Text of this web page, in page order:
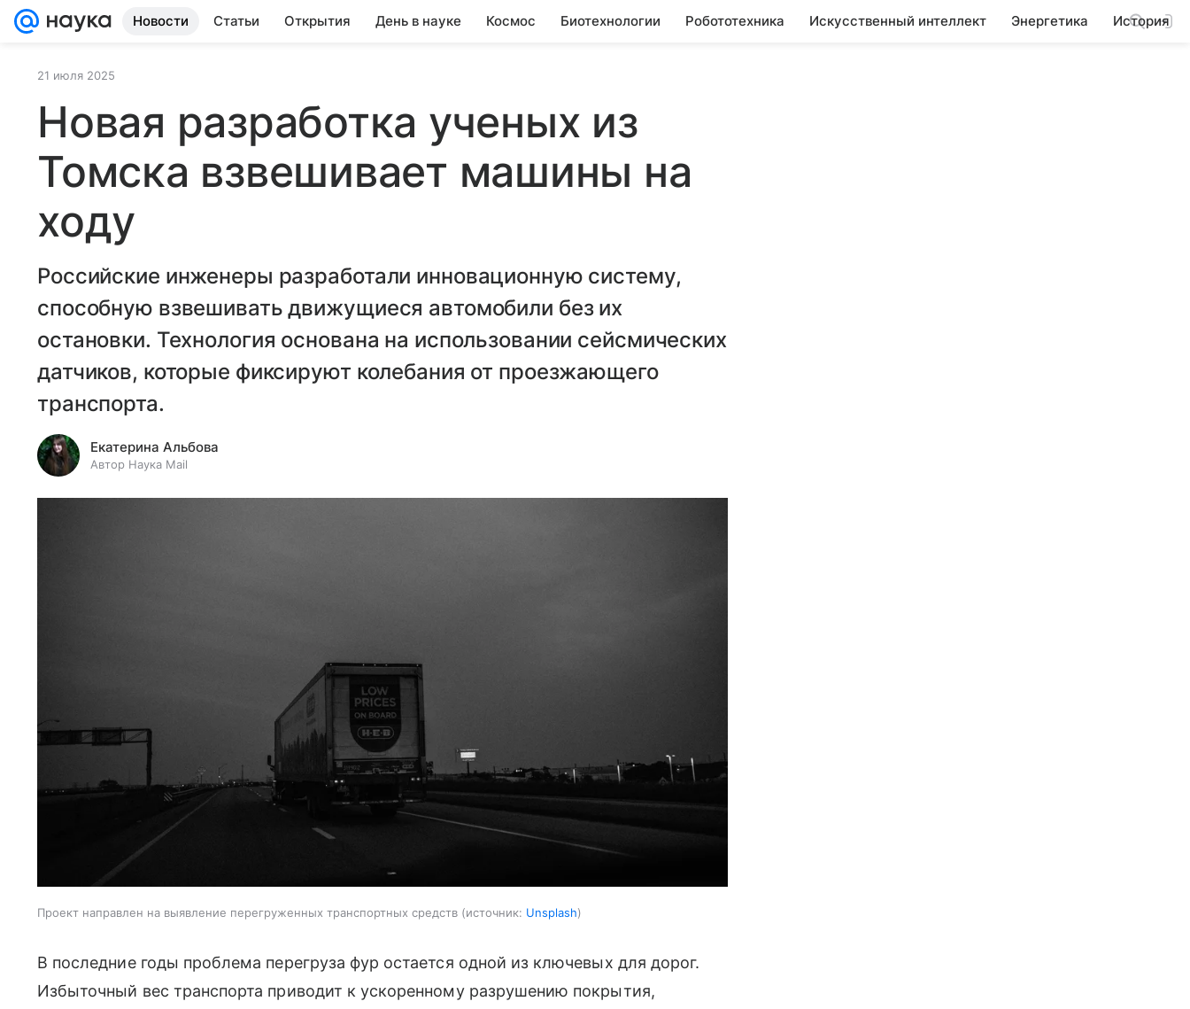
Новости Статьи Открытия День в науке Космос Биотехнологии Робототехника Искусственный интеллект Энергетика История
21 июля 2025
Новая разработка ученых из
Томска взвешивает машины на
ходу
Российские инженеры разработали инновационную систему,
способную взвешивать движущиеся автомобили без их
остановки. Технология основана на использовании сейсмических
датчиков, которые фиксируют колебания от проезжающего
транспорта.
Екатерина Альбова
Автор Наука Mail
Проект направлен на выявление перегруженных транспортных средств источник: Unsplash
В последние годы проблема перегруза фур остается одной из ключевых для дорог.
Избыточный вес транспорта приводит к ускоренному разрушению покрытия,